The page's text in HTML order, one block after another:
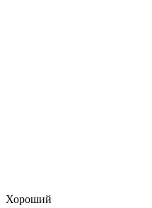
Хороший